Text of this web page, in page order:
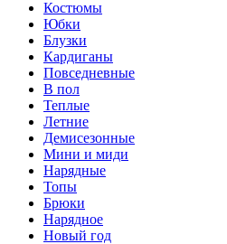
Костюмы
Юбки
Блузки
Кардиганы
Повседневные
В пол
Теплые
Летние
Демисезонные
Мини и миди
Нарядные
Топы
Брюки
Нарядное
Новый год